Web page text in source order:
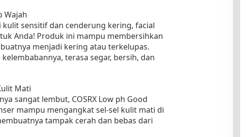
Wajah
kulit sensitif dan cenderung kering, facial
Anda! Produk ini mampu membersihkan
menjadi kering atau terkelupas.
terasa segar, bersih, dan
Mati
sangat lembut, COSRX Low ph Good
mampu mengangkat sel-sel kulit mati di
tampak cerah dan bebas dari